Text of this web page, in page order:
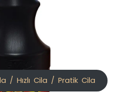
/ Hızlı Cila / Pratik Cila